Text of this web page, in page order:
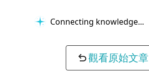
Connecting knowledge...
觀看原始文章